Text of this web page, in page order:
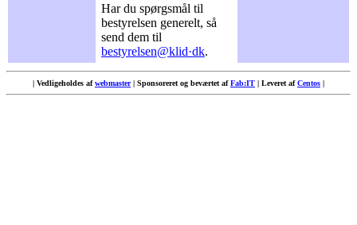
Har du spørgsmål til
bestyrelsen generelt, så
send dem til
bestyrelsen@klid·dk.
| Vedligeholdes afwebmaster| Sponsoreret og beværtet afFab:IT | Leveret afCentos |